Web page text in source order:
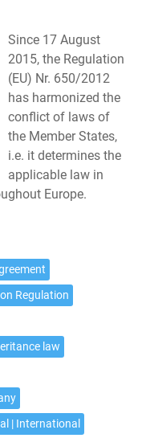
Since 17 August
2015, the Regulation
(EU) Nr. 650/2012
has harmonized the
conflict of laws of
the Member States,
i.e. it determines the
applicable law in
Europe.
Regulation
law
| International